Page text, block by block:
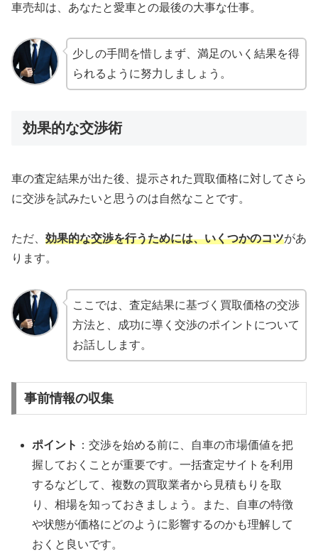
車売却は、あなたと愛車との最後の大事な仕事。
少しの手間を惜しまず、満足のいく結果を得
られるように努力しましょう。
効果的な交渉術
車の査定結果が出た後、提示された買取価格に対してさら
に交渉を試みたいと思うのは自然なことです。
ただ、 効果的な交渉を行うためには、いくつかのコツがあ
ります。
ここでは、査定結果に基づく買取価格の交渉
方法と、成功に導く交渉のポイントについて
お話しします。
事前情報の収集
ポイント ：交渉を始める前に、自車の市場価値を把
握しておくことが重要です。一括査定サイトを利用
するなどして、複数の買取業者から見積もりを取
り、相場を知っておきましょう。また、自車の特徴
や状態が価格にどのように影響するのかも理解して
おくと良いです。